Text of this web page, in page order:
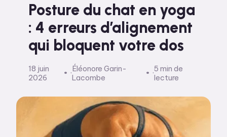
Développement Personnel
Spiritualité
Voyage
Posture du chat en yoga
: 4 erreurs d’alignement
qui bloquent votre dos
18 juin
2026
·Éléonore Garin-
Lacombe
·5 min de
lecture